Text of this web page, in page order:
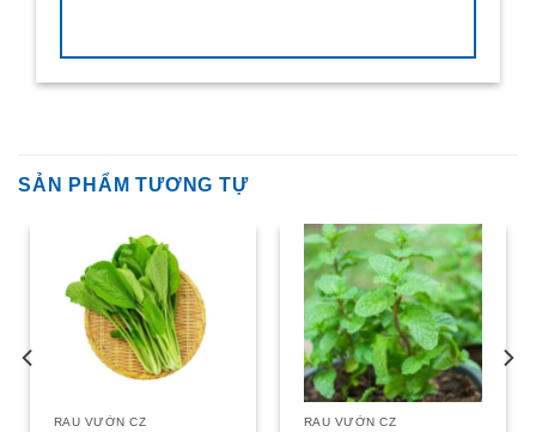
SẢN PHẨM TƯƠNG TỰ
RAU VƯỜN CZ RAU VƯỜN CZ